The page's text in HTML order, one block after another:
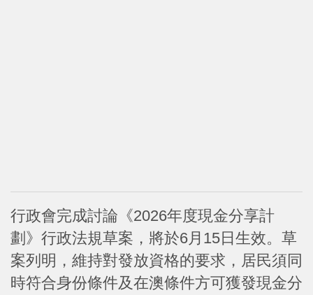
行政會完成討論《2026年度現金分享計
劃》行政法規草案，將於6月15日生效。草
案列明，維持對發放資格的要求，居民須同
時符合身份條件及在澳條件方可獲發現金分